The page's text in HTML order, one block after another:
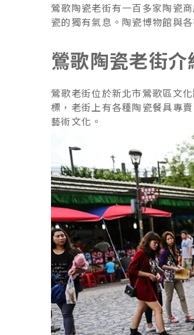
鶯歌陶瓷老街有一百多家陶瓷
瓷的獨有氣息。陶瓷博物館與
鶯歌陶瓷老街介
鶯歌老街位於新北市鶯歌區文
標，老街上有各種陶瓷餐具專
藝術文化。